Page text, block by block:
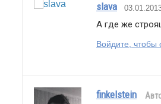
slava
А где же
Войдите, чтобы
finkelstein